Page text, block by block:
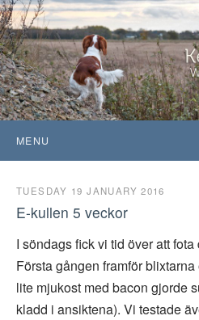
MENU
TUESDAY 19 JANUARY 2016
E-kullen 5 veckor
I söndags fick vi tid över att
Första gången framför
lite mjukost med bacon gjorde
kladd i ansiktena). Vi testade